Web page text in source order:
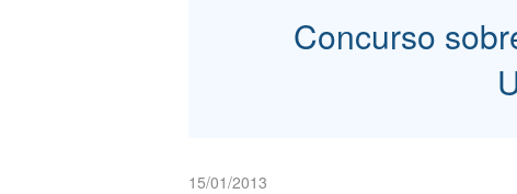
Concurso
15/01/2013